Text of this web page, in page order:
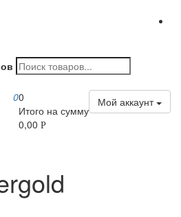
Мой аккаунт
00
Итого на сумму
0,00 Р